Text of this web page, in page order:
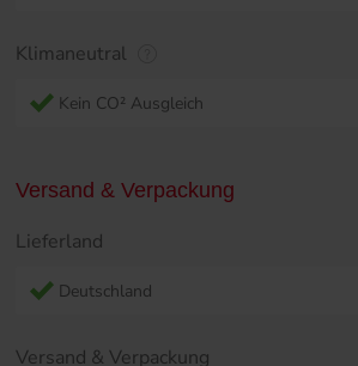
Klimaneutral
Kein CO² Ausgleich
Versand & Verpackung
Lieferland
Deutschland
Versand & Verpackung